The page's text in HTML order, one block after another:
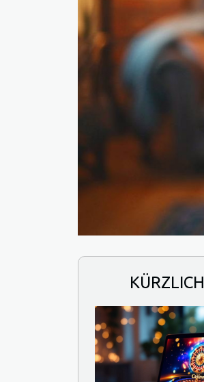
KÜRZLICH